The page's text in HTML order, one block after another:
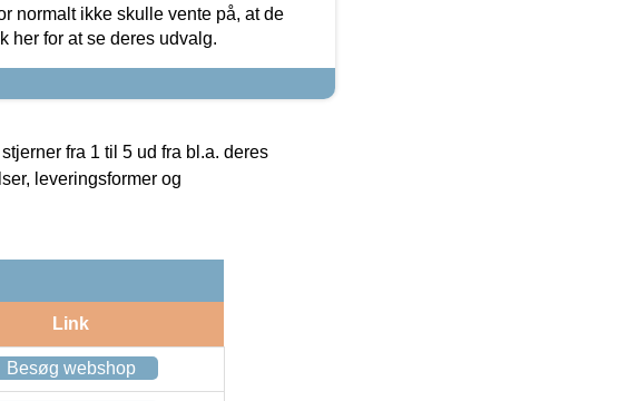
normalt ikke skulle vente på, at de
her for at se deres udvalg.
fra 1 til 5 ud fra bl.a. deres
leveringsformer og
Link
Besøg webshop